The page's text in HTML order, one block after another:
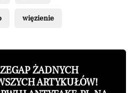
więzienie
ŻADNYCH
ARTYKUŁÓW!